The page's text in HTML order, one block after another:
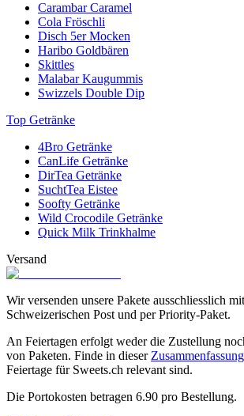
Carambar Caramel
Cola Fröschli
Disch 5er Mocken
Haribo Goldbären
Skittles
Malabar Kaugummis
Swizzels Double Dip
Top Getränke
4Bro Getränke
CanLife Getränke
DirTea Getränke
SuchtTea Eistee
Soofty Getränke
Wild Crocodile Getränke
Quick Milk Trinkhalme
Versand
Wir versenden unsere Pakete ausschliesslich
Schweizerischen Post und per Priority-Paket.
An Feiertagen erfolgt weder die Zustellung
von Paketen. Finde in dieser Zusammenfassung
Feiertage für Sweets.ch relevant sind.
Die Portokosten betragen 6.90 pro Bestellung.